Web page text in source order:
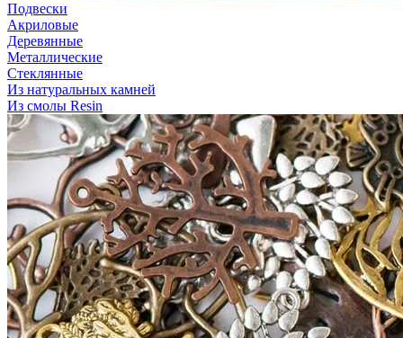
Подвески
Акриловые
Деревянные
Металлические
Стеклянные
Из натуральных камней
Из смолы Resin